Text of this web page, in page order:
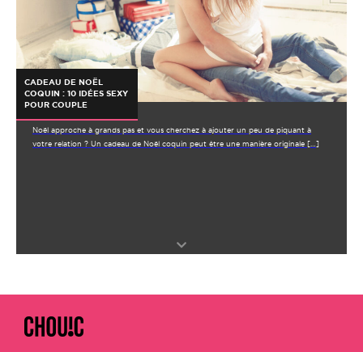
CADEAU DE NOËL
COQUIN : 10 IDÉES SEXY
POUR COUPLE
Noël approche à grands pas et vous cherchez à ajouter un peu de piquant à
votre relation ? Un cadeau de Noël coquin peut être une manière originale […]